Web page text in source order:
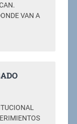
VAN A